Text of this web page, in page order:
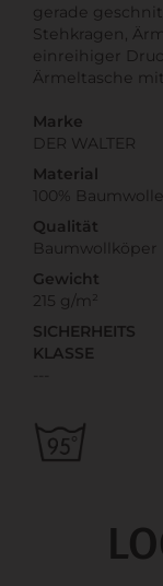
gerade
Stehkragen,
einreihiger
Ärmeltasche
Marke
DER WALTER
Material
100% Baumwolle
Qualität
Baumwollköper
Gewicht
215 g/m²
SICHERHEITS
KLASSE